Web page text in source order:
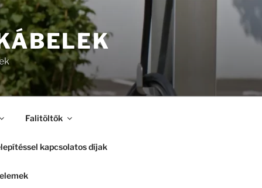
Falitöltők
kapcsolatos díjak